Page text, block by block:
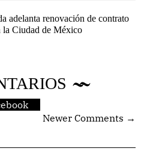
adelanta renovación de contrato
la Ciudad de México
Newer Comments →